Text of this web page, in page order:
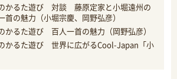
かるた遊び 対談 藤原定家と小堀遠州の
首の魅力（小堀宗慶、岡野弘彦）
かるた遊び 百人一首の魅力（岡野弘彦）
かるた遊び 世界に広がるCool-Japan「小